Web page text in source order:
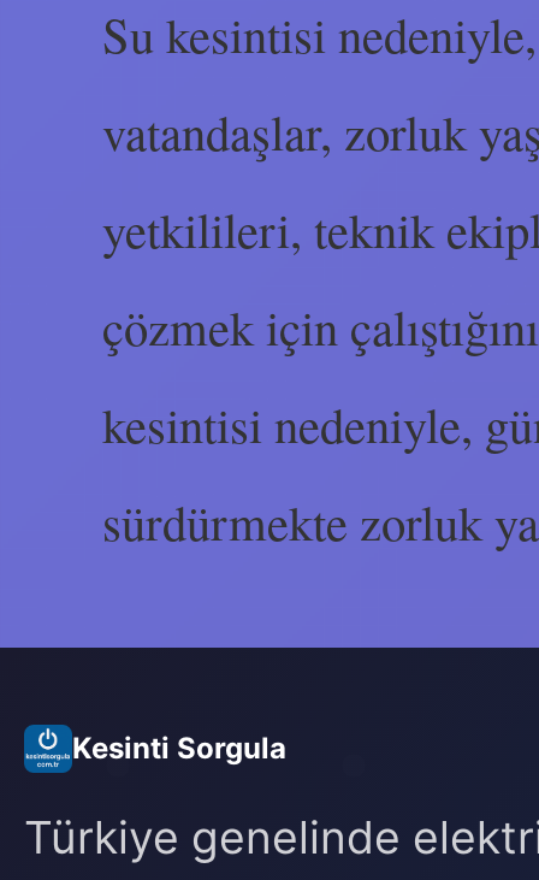
Su kesintisi
vatandaşlar, zorluk
yetkilileri, teknik
çözmek için
kesintisi nedeniyle,
sürdürmekte zorluk
Kesinti Sorgula
Türkiye genelinde